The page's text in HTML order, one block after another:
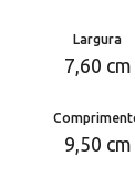
Largura
7,60 cm
9,50 cm